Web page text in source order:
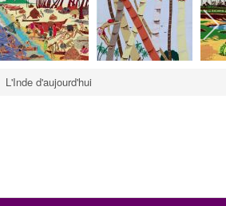
L'Inde d'aujourd'hui